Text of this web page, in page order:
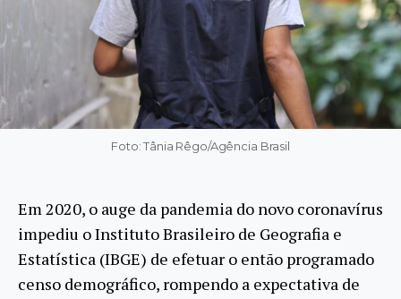
Foto: Tânia Rêgo/Agência Brasil
Em 2020, o auge da pandemia do novo coronavírus
impediu o Instituto Brasileiro de Geografia e
Estatística (IBGE) de efetuar o então programado
censo demográfico, rompendo a expectativa de